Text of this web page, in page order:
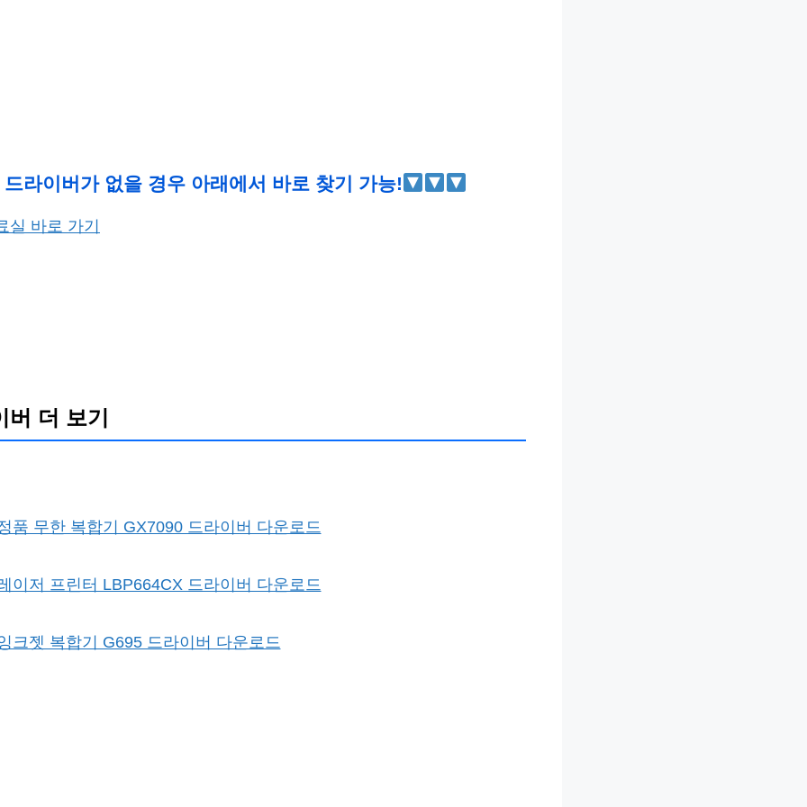
라이버가 없을 경우 아래에서 바로 찾기 가능!
더 보기
품 무한 복합기 GX7090 드라이버 다운로드
이저 프린터 LBP664CX 드라이버 다운로드
크젯 복합기 G695 드라이버 다운로드